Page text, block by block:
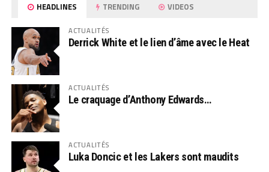
HEADLINES TRENDING VIDEOS
ACTUALITÉS
Derrick White et le lien d’âme avec le Heat
ACTUALITÉS
Le craquage d’Anthony Edwards…
ACTUALITÉS
Luka Doncic et les Lakers sont maudits